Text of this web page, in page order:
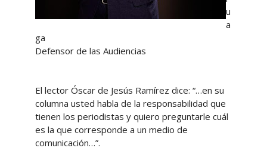
u
a
ga
Defensor de las Audiencias
El lector Óscar de Jesús Ramírez dice: “…en su
columna usted habla de la responsabilidad que
tienen los periodistas y quiero preguntarle cuál
es la que corresponde a un medio de
comunicación…”.